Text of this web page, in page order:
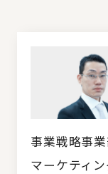
事業戦略事
マーケティ